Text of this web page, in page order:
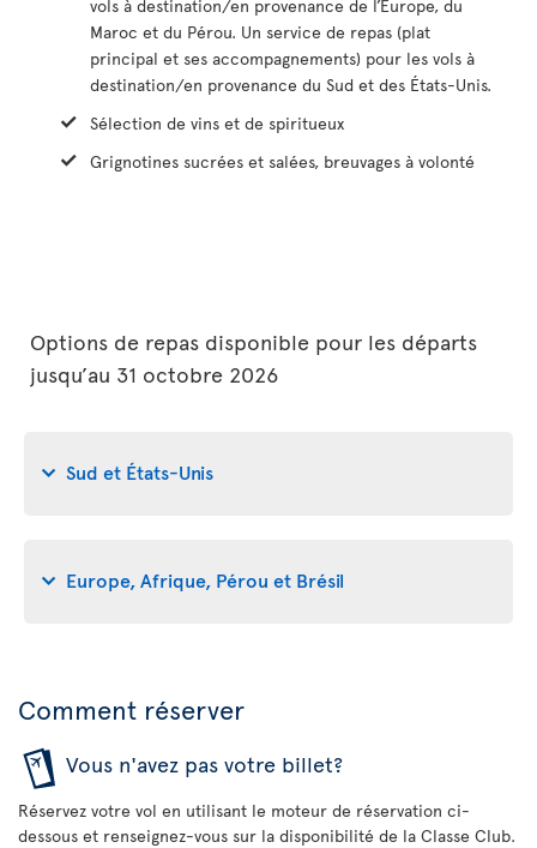
vols à destination/en provenance de l’Europe, du
Maroc et du Pérou. Un service de repas (plat
principal et ses accompagnements) pour les vols à
destination/en provenance du Sud et des États-Unis.
Sélection de vins et de spiritueux
Grignotines sucrées et salées, breuvages à volonté
Options de repas disponible pour les départs
jusqu’au 31 octobre 2026
Sud et États-Unis
Europe, Afrique, Pérou et Brésil
Comment réserver
Vous n'avez pas votre billet?
Réservez votre vol en utilisant le moteur de réservation ci-
dessous et renseignez-vous sur la disponibilité de la Classe Club.